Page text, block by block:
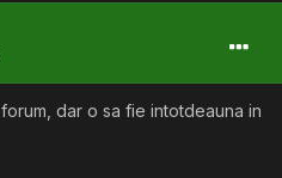
dar o sa fie intotdeauna in